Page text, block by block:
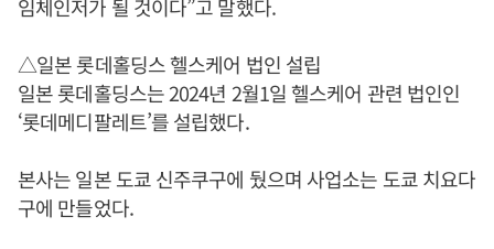
임체인저가 될 것이다”고 말했다.
△일본 롯데홀딩스 헬스케어 법인 설립
일본 롯데홀딩스는 2024년 2월1일 헬스케어 관련 법인인
‘롯데메디팔레트’를 설립했다.
본사는 일본 도쿄 신주쿠구에 뒀으며 사업소는 도쿄 치요다
구에 만들었다.